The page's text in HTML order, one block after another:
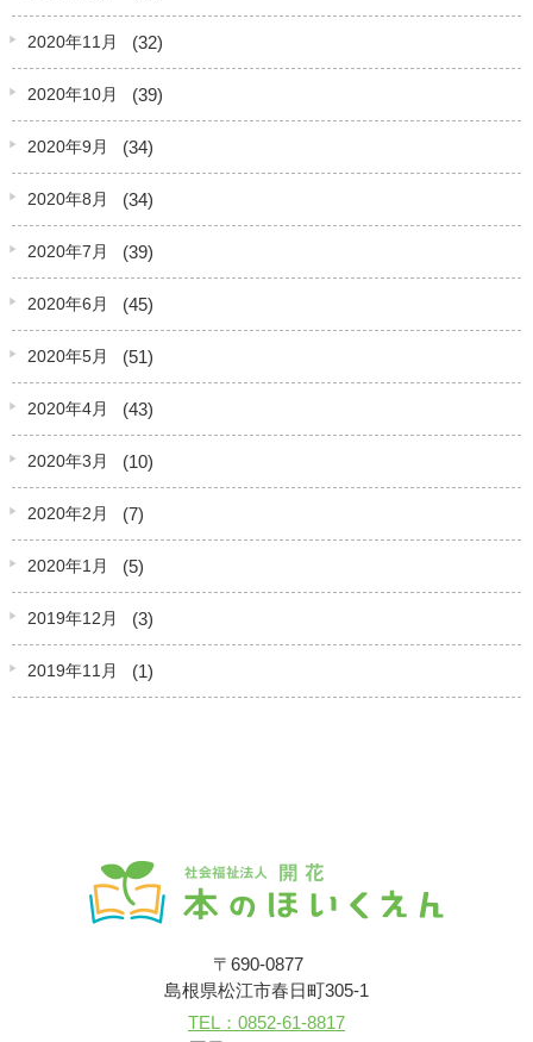
2020年11月 (32)
2020年10月 (39)
2020年9月 (34)
2020年8月 (34)
2020年7月 (39)
2020年6月 (45)
2020年5月 (51)
2020年4月 (43)
2020年3月 (10)
2020年2月 (7)
2020年1月 (5)
2019年12月 (3)
2019年11月 (1)
〒690-0877
島根県松江市春日町305-1
TEL：0852-61-8817